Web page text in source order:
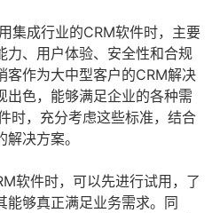
集成行业的CRM软件时，主要
力、用户体验、安全性和合规
客作为大中型客户的CRM解决
出色，能够满足企业的各种需
时，充分考虑这些标准，结合
决方案。
软件时，可以先进行试用，了
能够真正满足业务需求。同